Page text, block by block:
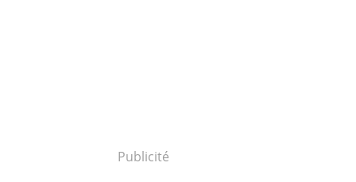
Publicité